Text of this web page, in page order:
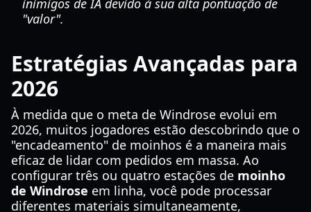
inimigos de IA devido à sua alta pontuação de
"valor".
Estratégias Avançadas para
2026
À medida que o meta de Windrose evolui em
2026, muitos jogadores estão descobrindo que o
"encadeamento" de moinhos é a maneira mais
eficaz de lidar com pedidos em massa. Ao
configurar três ou quatro estações de moinho
de Windrose em linha, você pode processar
diferentes materiais simultaneamente,